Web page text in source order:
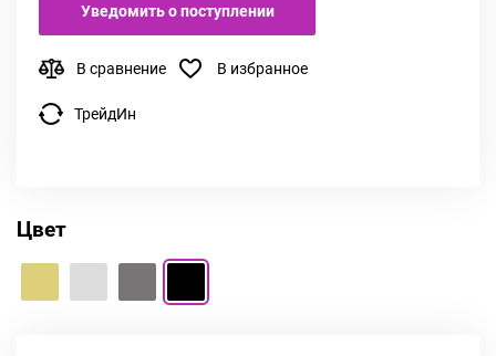
Уведомить о поступлении
В сравнение В избранное
ТрейдИн
Цвет